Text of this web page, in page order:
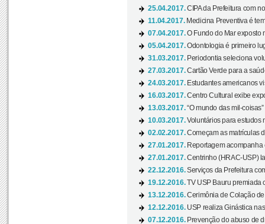
25.04.2017.CIPA da Prefeitura com
11.04.2017. Medicina Preventiva é
07.04.2017.O Fundo do Mar exposto
05.04.2017.Odontologia é primeiro
31.03.2017. Periodontia seleciona
27.03.2017.Cartão Verde para a
24.03.2017. Estudantes americanos
16.03.2017.Centro Cultural exibe
13.03.2017.“O mundo das mil-
10.03.2017.Voluntários para estudos
02.02.2017.Começam as matrículas
27.01.2017. Reportagem
27.01.2017.Centrinho (HRAC-USP)
22.12.2016.Serviços da Prefeitura
19.12.2016.TV USP Bauru premiada
13.12.2016.Cerimônia de Colação
12.12.2016. USP realiza Ginástica
07.12.2016. Prevenção do abuso de